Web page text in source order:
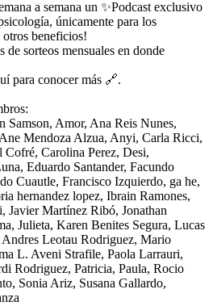
a semana un ✨Podcast exclusivo
únicamente para los
otros beneficios!
de sorteos mensuales en donde
para conocer más 🔗.⁠⁠⁠⁠⁠⁠⁠⁠⁠⁠⁠⁠⁠⁠⁠⁠⁠⁠⁠⁠⁠⁠⁠⁠⁠⁠⁠⁠⁠⁠⁠
Samson, Amor, Ana Reis Nunes,
Mendoza Alzua, Anyi, Carla Ricci,
Cofré, Carolina Perez, Desi,
Eduardo Santander, Facundo
Cuautle, Francisco Izquierdo, ga he,
hernandez lopez, Ibrain Ramones,
Javier Martínez Ribó, Jonathan
Julieta, Karen Benites Segura, Lucas
Leotau Rodriguez, Mario
L. Aveni Strafile, Paola Larrauri,
Rodriguez, Patricia, Paula, Rocio
Sonia Ariz, Susana Gallardo,